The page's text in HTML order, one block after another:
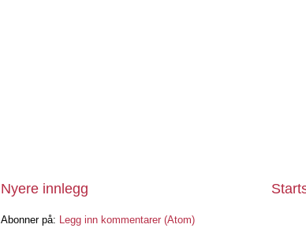
Nyere innlegg
Abonner på: Legg inn kommentarer (Atom)